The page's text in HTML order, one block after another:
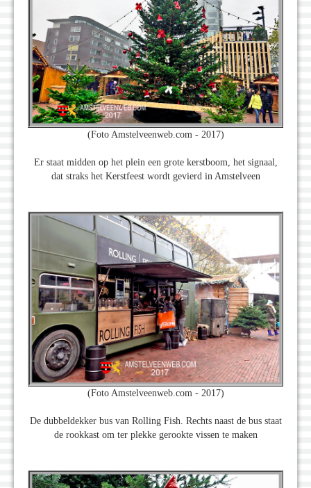
(Foto Amstelveenweb.com - 2017)
Er staat midden op het plein een grote kerstboom, het signaal,
dat straks het Kerstfeest wordt gevierd in Amstelveen
(Foto Amstelveenweb.com - 2017)
De dubbeldekker bus van Rolling Fish. Rechts naast de bus staat
de rookkast om ter plekke gerookte vissen te maken